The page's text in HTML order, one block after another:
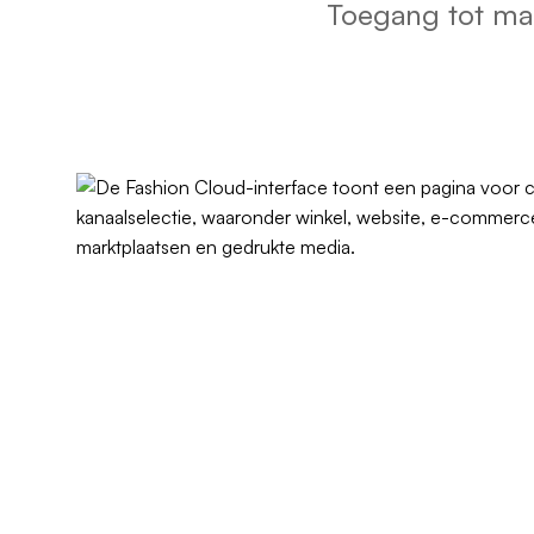
Toegang tot